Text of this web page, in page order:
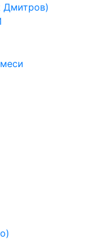
Дмитров)